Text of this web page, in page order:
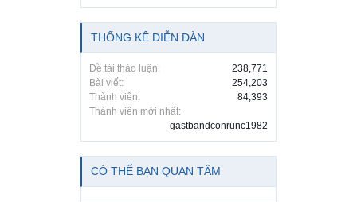
THỐNG KÊ DIỄN ĐÀN
Đề tài thảo luận:
238,771
Bài viết:
254,203
Thành viên:
84,393
Thành viên mới nhất:
gastbandconrunc1982
CÓ THỂ BẠN QUAN TÂM